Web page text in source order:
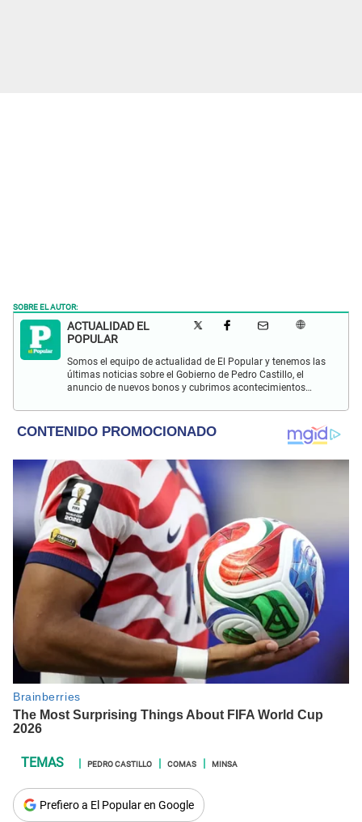
SOBRE EL AUTOR:
ACTUALIDAD EL
POPULAR
Somos el equipo de actualidad de El Popular y tenemos las
últimas noticias sobre el Gobierno de Pedro Castillo, el
anuncio de nuevos bonos y cubrimos acontecimientos
PEDRO CASTILLO COMAS MINSA
Prefiero a El Popular en Google